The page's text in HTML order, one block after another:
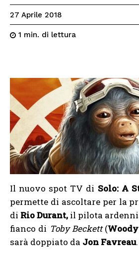
27 Aprile 2018
1 min. di lettura
Il nuovo spot TV di Solo: A
permette di ascoltare per la
di Rio Durant, il pilota
fianco di Toby Beckett(
sarà doppiato da Jon Favreau.